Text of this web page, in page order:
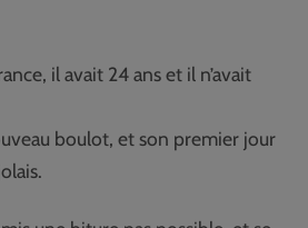
il avait 24 ans et il n’avait
boulot, et son premier jour